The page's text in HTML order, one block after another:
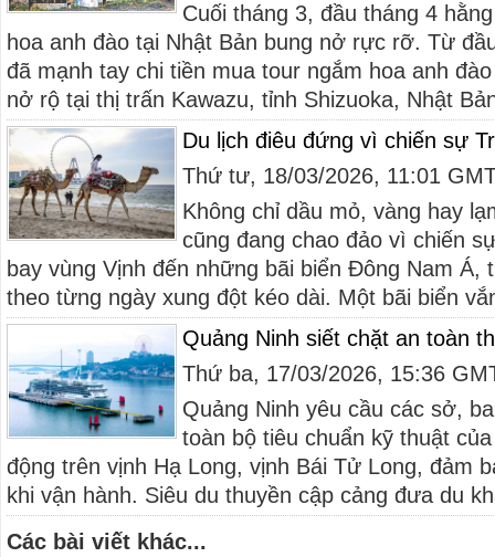
Cuối tháng 3, đầu tháng 4
hoa anh đào tại Nhật Bản bung nở rực rỡ. Từ
đã mạnh tay chi tiền mua tour ngắm hoa anh
nở rộ tại thị trấn Kawazu, tỉnh Shizuoka, Nhật
Du lịch điêu đứng vì chiến sự
Thứ tư, 18/03/2026, 11:01
Không chỉ dầu mỏ, vàng hay
cũng đang chao đảo vì chiến
bay vùng Vịnh đến những bãi biển Đông Nam Á,
theo từng ngày xung đột kéo dài. Một bãi biển
Quảng Ninh siết chặt an toàn
Thứ ba, 17/03/2026, 15:36
Quảng Ninh yêu cầu các sở,
toàn bộ tiêu chuẩn kỹ thuật
động trên vịnh Hạ Long, vịnh Bái Tử Long, đảm
khi vận hành. Siêu du thuyền cập cảng đưa du
Các bài viết khác...